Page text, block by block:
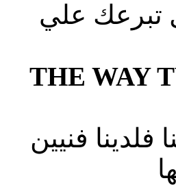
تبرعك علي
THE WAY
فنيين